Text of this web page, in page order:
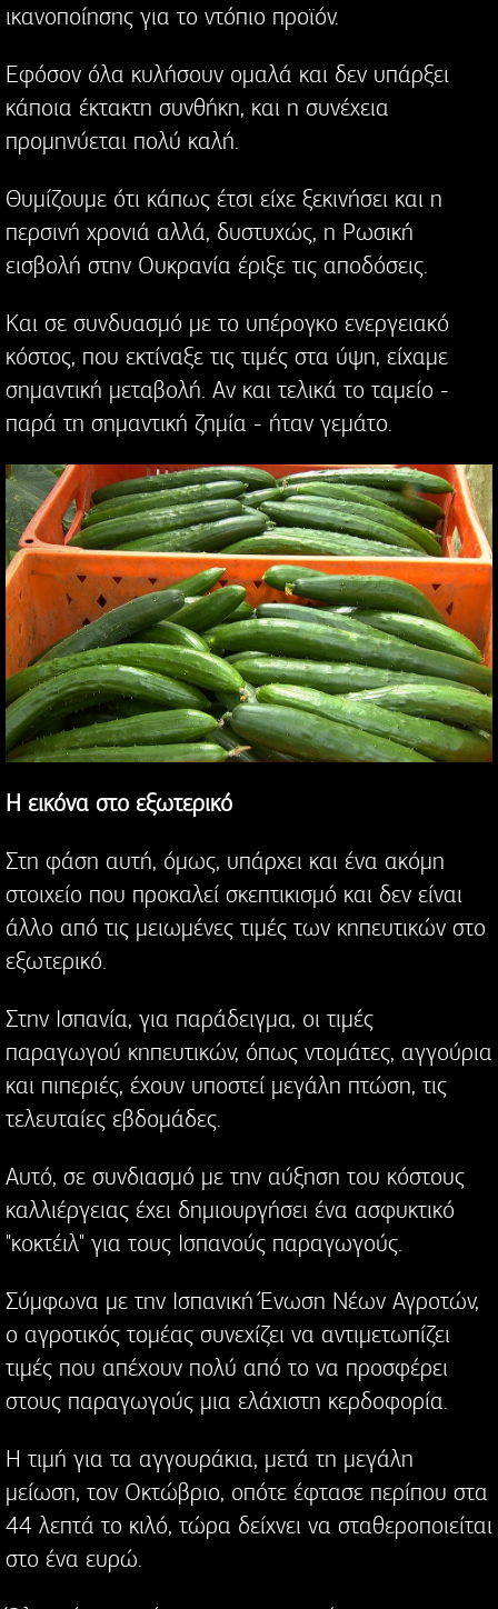
ικανοποίησης για το ντόπιο προϊόν.
Εφόσον όλα κυλήσουν ομαλά και δεν υπάρξει
κάποια έκτακτη συνθήκη, και η συνέχεια
προμηνύεται πολύ καλή.
Θυμίζουμε ότι κάπως έτσι είχε ξεκινήσει και η
περσινή χρονιά αλλά, δυστυχώς, η Ρωσική
εισβολή στην Ουκρανία έριξε τις αποδόσεις.
Και σε συνδυασμό με το υπέρογκο ενεργειακό
κόστος, που εκτίναξε τις τιμές στα ύψη, είχαμε
σημαντική μεταβολή. Αν και τελικά το ταμείο -
παρά τη σημαντική ζημία - ήταν γεμάτο.
Η εικόνα στο εξωτερικό
Στη φάση αυτή, όμως, υπάρχει και ένα ακόμη
στοιχείο που προκαλεί σκεπτικισμό και δεν είναι
άλλο από τις μειωμένες τιμές των κηπευτικών στο
εξωτερικό.
Στην Ισπανία, για παράδειγμα, οι τιμές
παραγωγού κηπευτικών, όπως ντομάτες, αγγούρια
και πιπεριές, έχουν υποστεί μεγάλη πτώση, τις
τελευταίες εβδομάδες.
Αυτό, σε συνδιασμό με την αύξηση του κόστους
καλλιέργειας έχει δημιουργήσει ένα ασφυκτικό
"κοκτέιλ" για τους Ισπανούς παραγωγούς.
Σύμφωνα με την Ισπανική Ένωση Νέων Αγροτών,
ο αγροτικός τομέας συνεχίζει να αντιμετωπίζει
τιμές που απέχουν πολύ από το να προσφέρει
στους παραγωγούς μια ελάχιστη κερδοφορία.
Η τιμή για τα αγγουράκια, μετά τη μεγάλη
μείωση, τον Οκτώβριο, οπότε έφτασε περίπου στα
44 λεπτά το κιλό, τώρα δείχνει να σταθεροποιείται
στο ένα ευρώ.